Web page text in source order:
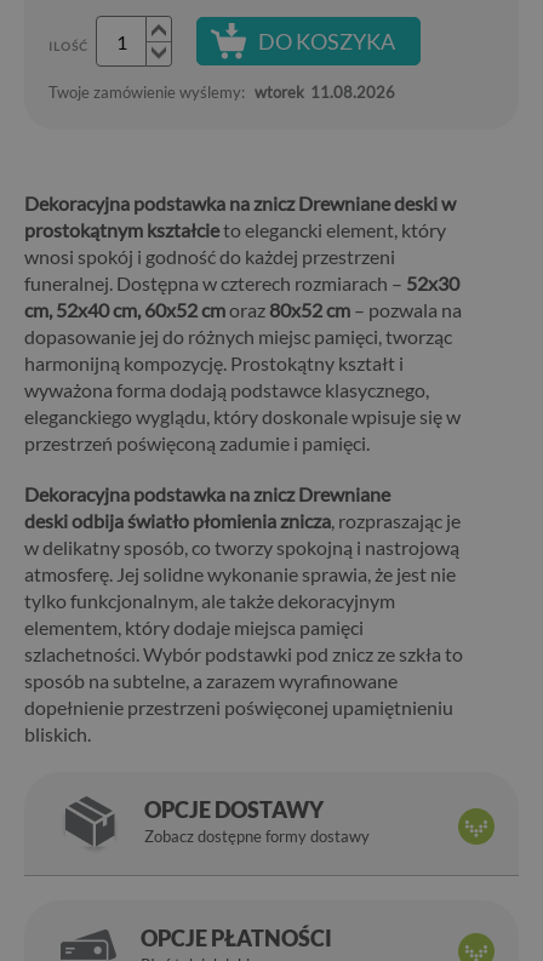
ILOŚĆ DO KOSZYKA
Twoje zamówienie wyślemy: wtorek 11.08.2026
Dekoracyjna podstawka na znicz Drewniane deski w
prostokątnym kształcieto elegancki element, który
wnosi spokój i godność do każdej przestrzeni
funeralnej. Dostępna w czterech rozmiarach – 52x30
cm, 52x40 cm, 60x52 cmoraz 80x52 cm – pozwala na
dopasowanie jej do różnych miejsc pamięci, tworząc
harmonijną kompozycję. Prostokątny kształt i
wyważona forma dodają podstawce klasycznego,
eleganckiego wyglądu, który doskonale wpisuje się w
przestrzeń poświęconą zadumie i pamięci.
Dekoracyjna podstawka na znicz Drewniane
deski odbija światło płomienia znicza, rozpraszając je
w delikatny sposób, co tworzy spokojną i nastrojową
atmosferę. Jej solidne wykonanie sprawia, że jest nie
tylko funkcjonalnym, ale także dekoracyjnym
elementem, który dodaje miejsca pamięci
szlachetności. Wybór podstawki pod znicz ze szkła to
sposób na subtelne, a zarazem wyrafinowane
dopełnienie przestrzeni poświęconej upamiętnieniu
bliskich.
OPCJE DOSTAWY
Zobacz dostępne formy dostawy
OPCJE PŁATNOŚCI